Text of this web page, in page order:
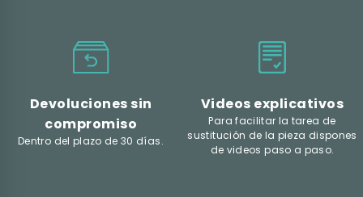
Devoluciones sin
compromiso
Dentro del plazo de 30 días.
Videos explicativos
Para facilitar la tarea de
sustitución de la pieza dispones
de videos paso a paso.